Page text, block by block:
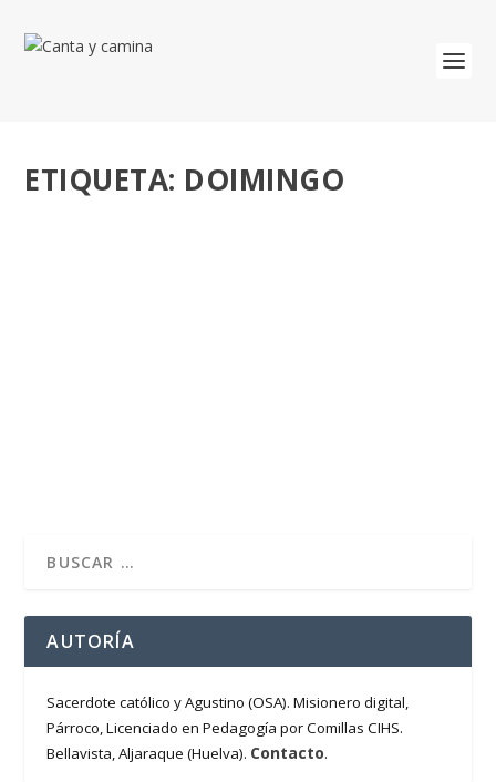
ETIQUETA: DOIMINGO
AUTORÍA
Sacerdote católico y Agustino (OSA). Misionero digital,
Párroco, Licenciado en Pedagogía por Comillas CIHS.
Bellavista, Aljaraque (Huelva). Contacto.